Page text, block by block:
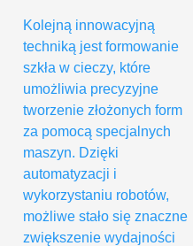
Kolejną innowacyjną
techniką jest formowanie
szkła w cieczy, które
umożliwia precyzyjne
tworzenie złożonych form
za pomocą specjalnych
maszyn. Dzięki
automatyzacji i
wykorzystaniu robotów,
możliwe stało się znaczne
zwiększenie wydajności